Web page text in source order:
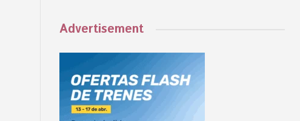
Advertisement